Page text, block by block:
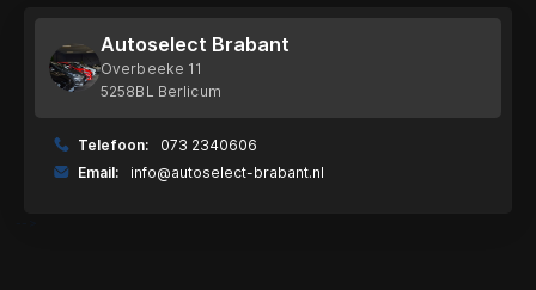
Autoselect Brabant
Overbeeke 11
5258BL Berlicum
Telefoon:
073 2340606
Email:
info@autoselect-brabant.nl